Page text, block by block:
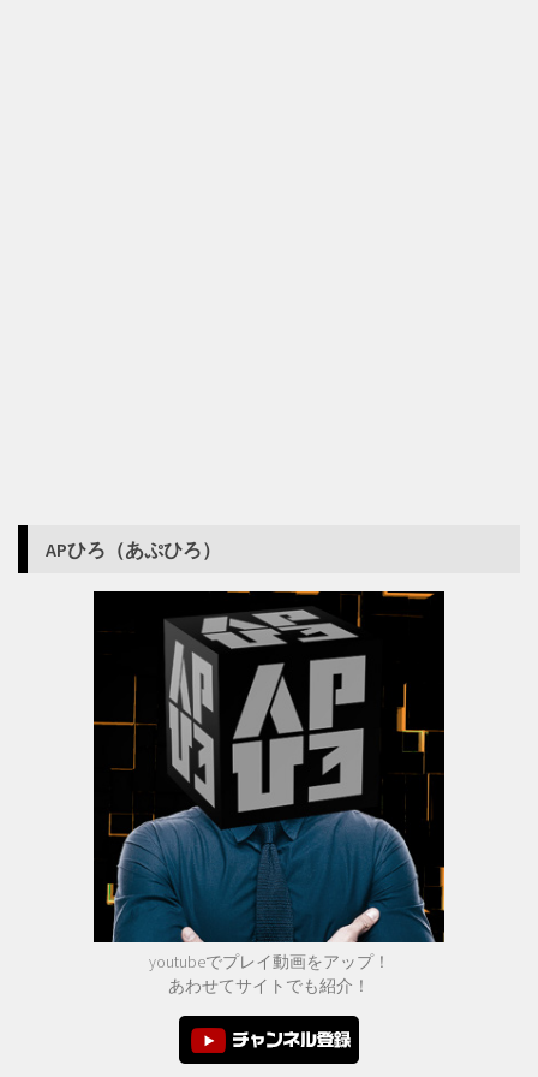
APひろ（あぷひろ）
youtubeでプレイ動画をアップ！
あわせてサイトでも紹介！